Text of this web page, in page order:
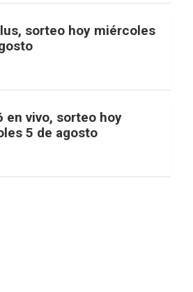
sorteo hoy miércoles
en vivo, sorteo hoy
5 de agosto